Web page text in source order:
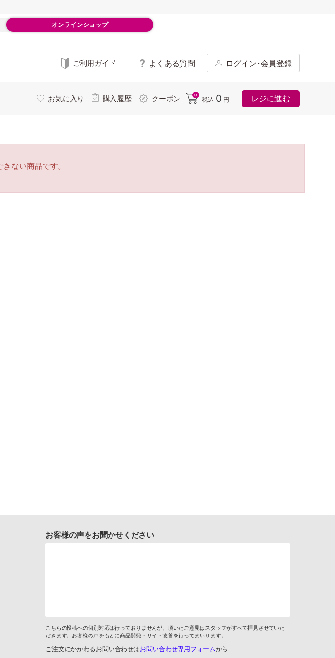
オンラインショップ
ご利用ガイド よくある質問 ログイン･会員登録
お気に入り 購入履歴 クーポン 0
税込 0 円 レジに進む
ない商品です。
お客様の声をお聞かせください
こちらの投稿への個別対応は行っておりませんが、頂いたご意見はスタッフがすべて拝見させていた
だきます。お客様の声をもとに商品開発・サイト改善を行ってまいります。
ご注文にかかわるお問い合わせはお問い合わせ専用フォームから